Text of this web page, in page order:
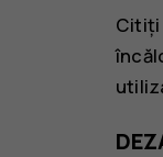
Citiți